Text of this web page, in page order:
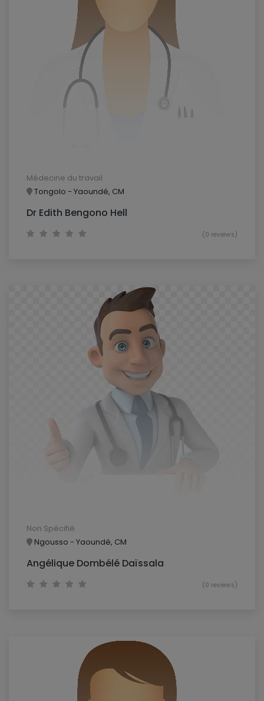
Médecine du travail
Tongolo - Yaoundé, CM
Dr Edith Bengono Hell
(0 reviews)
Non Spécifié
Ngousso - Yaoundé, CM
Angélique Dombélé Daïssala
(0 reviews)